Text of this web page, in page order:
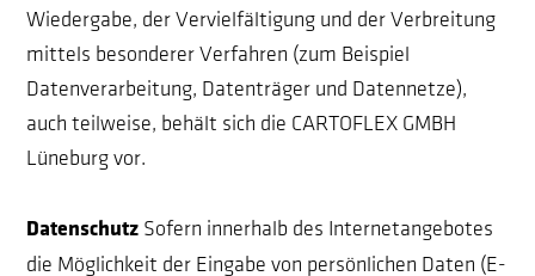
Wiedergabe, der Vervielfältigung und der Verbreitung
mittels besonderer Verfahren (zum Beispiel
Datenverarbeitung, Datenträger und Datennetze),
auch teilweise, behält sich die CARTOFLEX GMBH
Lüneburg vor.
Datenschutz Sofern innerhalb des Internetangebotes
die Möglichkeit der Eingabe von persönlichen Daten (E-